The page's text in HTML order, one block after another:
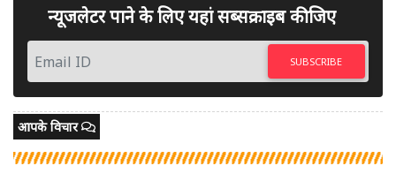
न्यूजलेटर पाने के लिए यहां सब्सक्राइब कीजिए
SUBSCRIBE
आपके विचार